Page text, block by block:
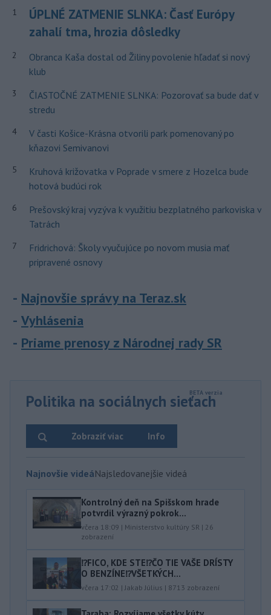
1
ÚPLNÉ ZATMENIE SLNKA: Časť Európy
zahalí tma, hrozia dôsledky
2
Obranca Kaša dostal od Žiliny povolenie hľadať si nový
klub
3
ČIASTOČNÉ ZATMENIE SLNKA: Pozorovať sa bude dať v
stredu
4
V časti Košice-Krásna otvorili park pomenovaný po
kňazovi Semivanovi
5
Kruhová križovatka v Poprade v smere z Hozelca bude
hotová budúci rok
6
Prešovský kraj vyzýva k využitiu bezplatného parkoviska v
Tatrách
7
Fridrichová: Školy vyučujúce po novom musia mať
pripravené osnovy
Najnovšie správy na Teraz.sk
Vyhlásenia
Priame prenosy z Národnej rady SR
Politika na sociálnych sieťach
Info
Zobraziť viac
Najnovšie videáNajsledovanejšie videá
Kontrolný deň na Spišskom hrade
potvrdil výrazný pokrok...
včera 18:09 | Ministerstvo kultúry SR | 26
zobrazení
⁉️FICO, KDE STE⁉️ČO TIE VAŠE DRÍSTY
O BENZÍNE⁉️VŠETKÝCH...
včera 17:02 |Jakab Július | 8713 zobrazení